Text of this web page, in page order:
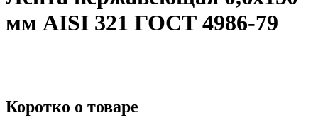
мм AISI 321 ГОСТ 4986-79
Коротко о товаре